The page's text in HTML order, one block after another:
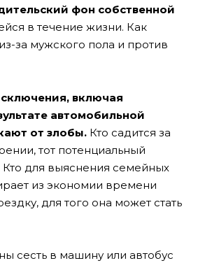
фон собственной
в течение жизни. Как
за мужского пола и против
включая
автомобильной
от злобы. Кто садится за
тот потенциальный
для выяснения семейных
из экономии времени
для того она может стать
сесть в машину или автобус